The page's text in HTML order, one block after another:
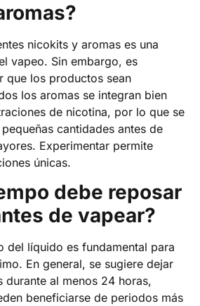
nicokits y aromas es una
vapeo. Sin embargo, es
que los productos sean
los aromas se integran bien
de nicotina, por lo que se
cantidades antes de
Experimentar permite
únicas.
debe reposar
de vapear?
del líquido es fundamental para
En general, se sugiere dejar
durante al menos 24 horas,
beneficiarse de periodos más